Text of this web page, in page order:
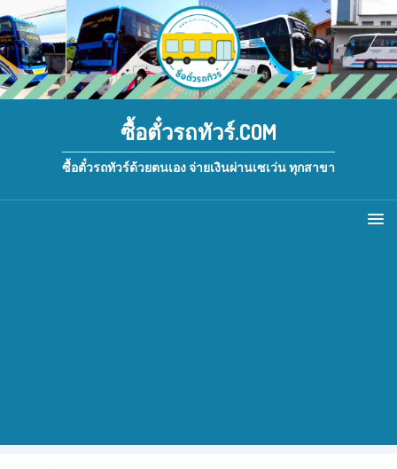
ซื้อตั๋วรถทัวร์.COM
ซื้อตั๋วรถทัวร์ด้วยตนเอง จ่ายเงินผ่านเซเว่น ทุกสาขา